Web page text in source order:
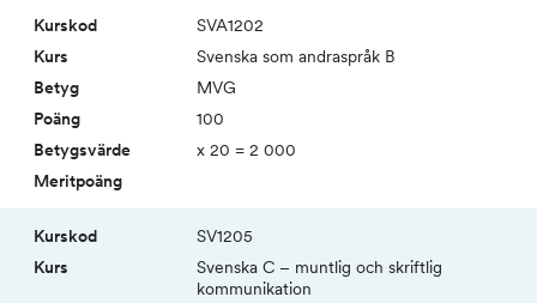
SVA1202
Svenska som andra­språk B
MVG
100
x 20 = 2 000
SV1205
Svenska C – muntlig och skriftlig
kommun­ikation